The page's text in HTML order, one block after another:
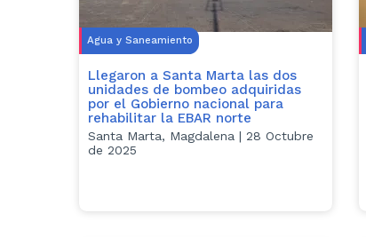
Agua y Saneamiento
Llegaron a Santa Marta las dos
unidades de bombeo adquiridas
por el Gobierno nacional para
rehabilitar la EBAR norte
Santa Marta, Magdalena | 28 Octubre
de 2025